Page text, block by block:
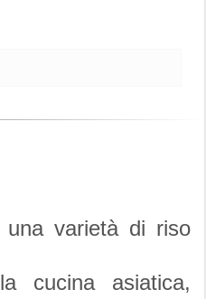
una varietà di riso
cucina asiatica,